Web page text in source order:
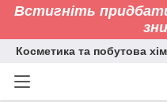
Встигніть
Косметика та побутова